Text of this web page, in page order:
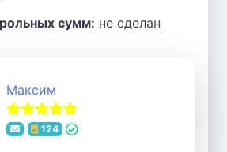
сумм: не сделан
Максим
124